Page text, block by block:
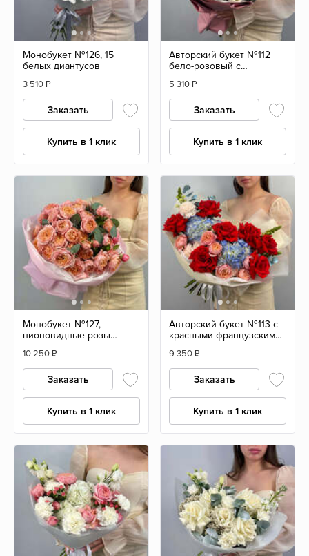
Монобукет №126, 15
белых диантусов
3 510₽
Заказать
Купить в 1 клик
Авторский букет №112
бело-розовый с
5 310₽
Заказать
Купить в 1 клик
Монобукет №127,
пионовидные розы
10 250₽
Заказать
Купить в 1 клик
Авторский букет №113 с
красными французскими
9 350₽
Заказать
Купить в 1 клик